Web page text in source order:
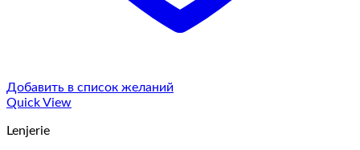
Добавить в список желаний
Quick View
Lenjerie